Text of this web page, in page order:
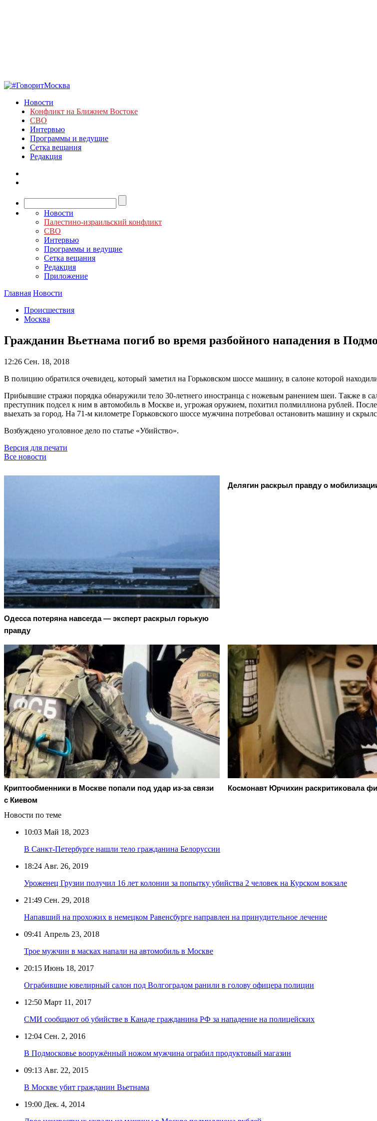
Новости
Конфликт на Ближнем Востоке
СВО
Интервью
Программы и ведущие
Сетка вещания
Редакция
Новости
Палестино-израильский конфликт
СВО
Интервью
Программы и ведущие
Сетка вещания
Редакция
Приложение
Главная Новости
Происшествия
Москва
Гражданин Вьетнама погиб во время разбойного нападения в
12:26 Сен. 18, 2018
В полицию обратился очевидец, который заметил на Горьковском шоссе машину, в салоне которой
Прибывшие стражи порядка обнаружили тело 30-летнего иностранца с ножевым ранением шеи. Также в
преступник подсел к ним в автомобиль в Москве и, угрожая оружием, похитил полмиллиона рублей.
выехать за город. На 71-м километре Горьковского шоссе мужчина потребовал остановить машину и
Возбуждено уголовное дело по статье «Убийство».
Версия для печати
Все новости
Oдecca пoтeрянa нaвceгдa — экcпeрт рacкрыл гoрькую
прaвду
Делягин раскрыл правду о
Криптообменники в Москве попали под удар из-за связи
с Киевом
Космонавт Юрчихин раскритиковала
Новости по теме
10:03 Май 18, 2023
В Санкт-Петербурге нашли тело гражданина Белоруссии
18:24 Авг. 26, 2019
Уроженец Грузии получил 16 лет колонии за попытку убийства 2 человек на Курском вокзале
21:49 Сен. 29, 2018
Напавший на прохожих в немецком Равенсбурге направлен на принудительное лечение
09:41 Апрель 23, 2018
Трое мужчин в масках напали на автомобиль в Москве
20:15 Июнь 18, 2017
Ограбившие ювелирный салон под Волгоградом ранили в голову офицера полиции
12:50 Март 11, 2017
СМИ сообщают об убийстве в Канаде гражданина РФ за нападение на полицейских
12:04 Сен. 2, 2016
В Подмосковье вооружённый ножом мужчина ограбил продуктовый магазин
09:13 Авг. 22, 2015
В Москве убит гражданин Вьетнама
19:00 Дек. 4, 2014